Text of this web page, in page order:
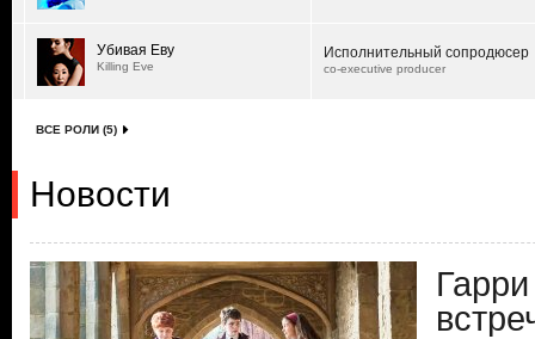
Убивая Еву
Killing Eve
Исполнительный сопродюсер
co-executive producer
ВСЕ РОЛИ (5)
Новости
Гарри